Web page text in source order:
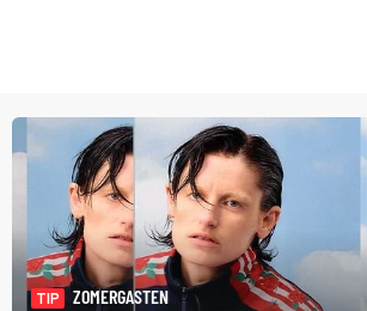
TIP
ZOMERGASTEN